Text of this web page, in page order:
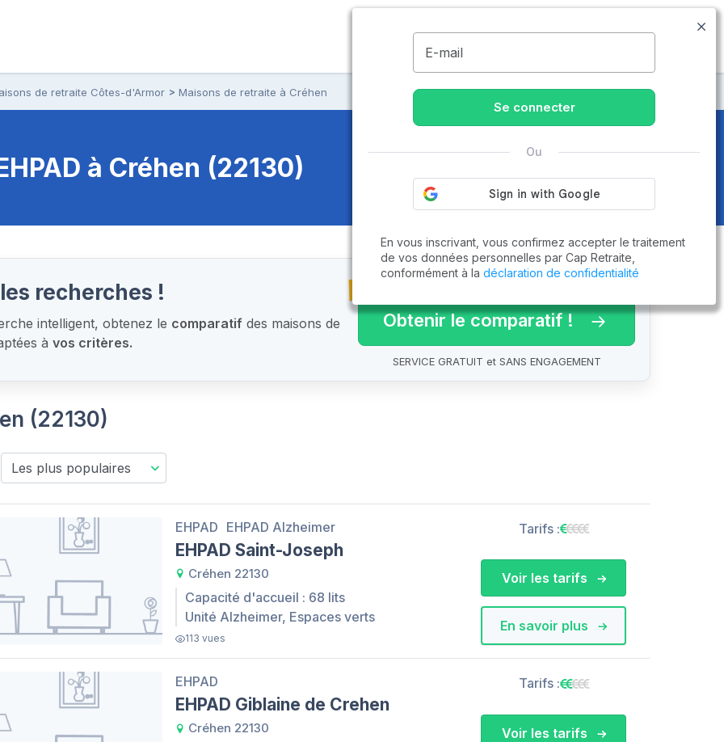
09.74.59.59.57
de retraite Côtes-d'Armor Maisons de retraite à Créhen
à Créhen (22130)
recherches !
intelligent, obtenez le comparatif des maisons de
àvos critères.
Obtenir le comparatif !
SERVICE GRATUIT et SANS ENGAGEMENT
(22130)
EHPAD EHPAD Alzheimer
EHPAD Saint-Joseph
Créhen 22130
Capacité d'accueil : 68 lits
Unité Alzheimer, Espaces verts
113 vues
Tarifs :
En savoir plus
Voir les tarifs
EHPAD
EHPAD Giblaine de Crehen
Créhen 22130
Tarifs :
Voir les tarifs
E-mail
Se connecter
Ou
En vous inscrivant, vous confirmez accepter le traitement
de vos données personnelles par Cap Retraite,
conformément à la déclaration de confidentialité